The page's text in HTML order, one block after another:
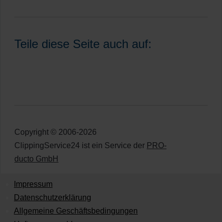
Teile diese Seite auch auf:
Copyright © 2006-2026
ClippingService24 ist ein Service der PRO-
ducto GmbH
Impressum
Datenschutzerklärung
Allgemeine Geschäftsbedingungen